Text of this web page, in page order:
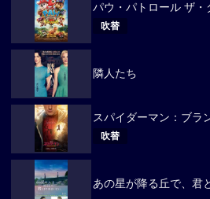
パウ・パトロール ザ・
吹替
隣人たち
スパイダーマン：ブラ
吹替
あの星が降る丘で、君